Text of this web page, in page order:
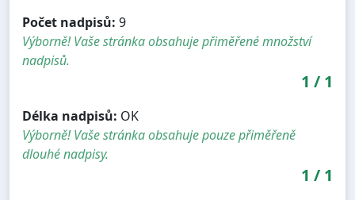
Počet nadpisů: 9
Výborně! Vaše stránka obsahuje přiměřené množství
nadpisů.
1 / 1
Délka nadpisů: OK
Výborně! Vaše stránka obsahuje pouze přiměřeně
dlouhé nadpisy.
1 / 1